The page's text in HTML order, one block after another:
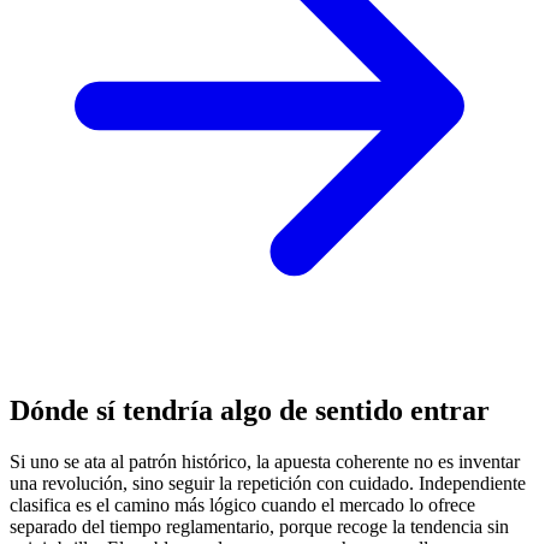
Dónde sí tendría algo de sentido entrar
Si uno se ata al patrón histórico, la apuesta coherente no es inventar
una revolución, sino seguir la repetición con cuidado. Independiente
clasifica es el camino más lógico cuando el mercado lo ofrece
separado del tiempo reglamentario, porque recoge la tendencia sin